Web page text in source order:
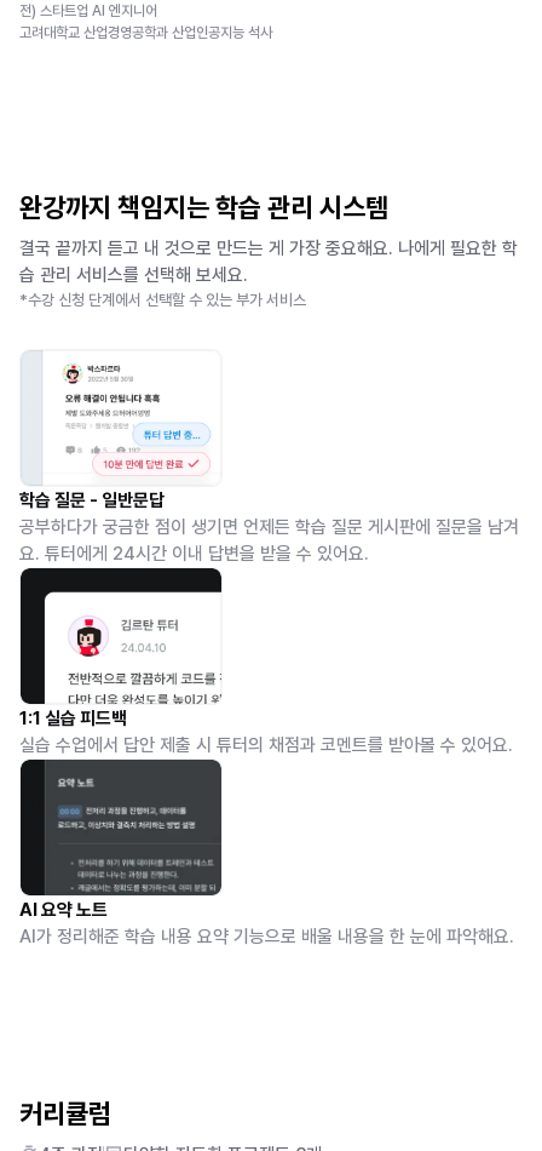
전) 스타트업 AI 엔지니어
고려대학교 산업경영공학과 산업인공지능 석사
완강까지 책임지는 학습 관리 시스템
결국 끝까지 듣고 내 것으로 만드는 게 가장 중요해요. 나에게 필요한 학
습 관리 서비스를 선택해 보세요.
*수강 신청 단계에서 선택할 수 있는 부가 서비스
학습 질문 - 일반문답
공부하다가 궁금한 점이 생기면 언제든 학습 질문 게시판에 질문을 남겨
요. 튜터에게 24시간 이내 답변을 받을 수 있어요.
1:1 실습 피드백
실습 수업에서 답안 제출 시 튜터의 채점과 코멘트를 받아볼 수 있어요.
AI 요약 노트
AI가 정리해준 학습 내용 요약 기능으로 배울 내용을 한 눈에 파악해요.
커리큘럼